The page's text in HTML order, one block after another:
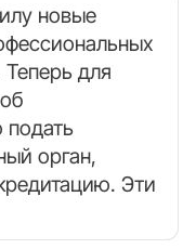
новые
Теперь для
подать
орган,
Эти